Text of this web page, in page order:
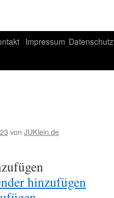
Impressum
von JUKlein.de
hinzufügen